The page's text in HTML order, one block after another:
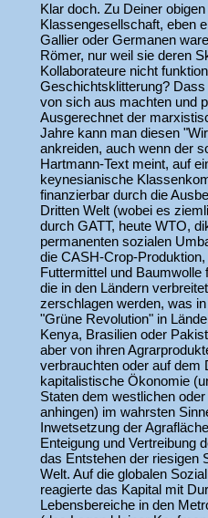
Klar doch. Zu Deiner
Klassengesellschaft, eben
Gallier oder Germanen
Römer, nur weil sie deren
Kollaborateure nicht
Geschichtsklitterung?
von sich aus machten und
Ausgerechnet der
Jahre kann man diesen
ankreiden, auch wenn der
Hartmann-Text meint, auf
keynesianische
finanzierbar durch die
Dritten Welt (wobei es
durch GATT, heute WTO,
permanenten sozialen
die CASH-Crop-
Futtermittel und
die in den Ländern
zerschlagen werden, was
"Grüne Revolution" in
Kenya, Brasilien oder
aber von ihren
verbrauchten oder auf dem
kapitalistische Ökonomie
Staten dem westlichen
anhingen) im wahrsten
Inwetsetzung der
Enteigung und Vertreibung
das Entstehen der riesigen
Welt. Auf die globalen
reagierte das Kapital mit
Lebensbereiche in den